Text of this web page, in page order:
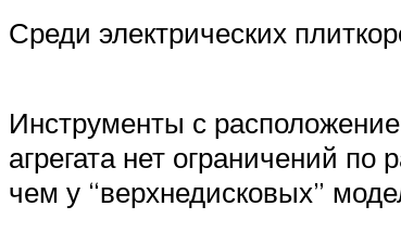
Среди электрических
Инструменты с
агрегата нет ограничений
чем у “верхнедисковых”